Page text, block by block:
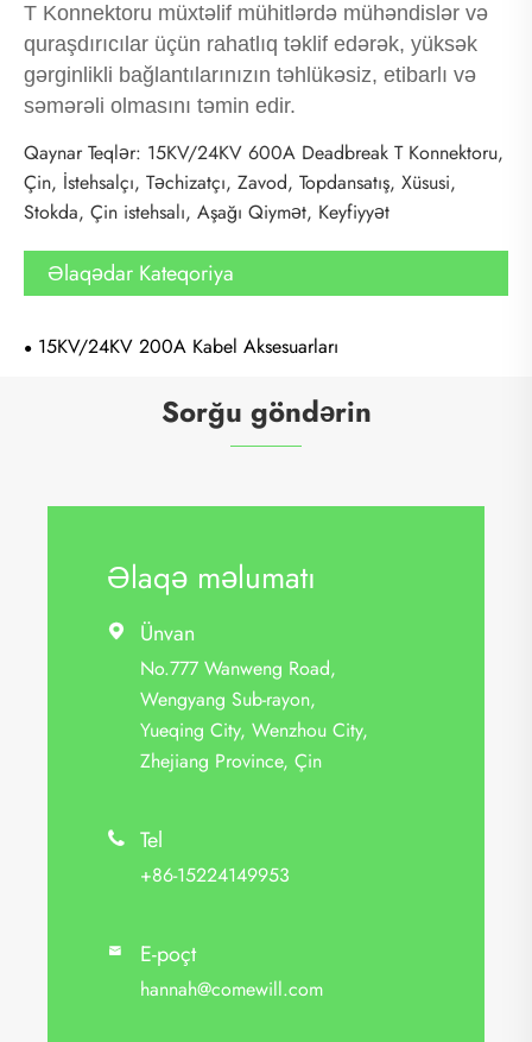
T Konnektoru müxtəlif mühitlərdə mühəndislər və
quraşdırıcılar üçün rahatlıq təklif edərək, yüksək
gərginlikli bağlantılarınızın təhlükəsiz, etibarlı və
səmərəli olmasını təmin edir.
Qaynar Teqlər: 15KV/24KV 600A Deadbreak T Konnektoru,
Çin, İstehsalçı, Təchizatçı, Zavod, Topdansatış, Xüsusi,
Stokda, Çin istehsalı, Aşağı Qiymət, Keyfiyyət
Əlaqədar Kateqoriya
15KV/24KV 200A Kabel Aksesuarları
Sorğu göndərin
Əlaqə məlumatı
 Ünvan
No.777 Wanweng Road,
Wengyang Sub-rayon,
Yueqing City, Wenzhou City,
Zhejiang Province, Çin
 Tel
+86-15224149953
 E-poçt
hannah@comewill.com